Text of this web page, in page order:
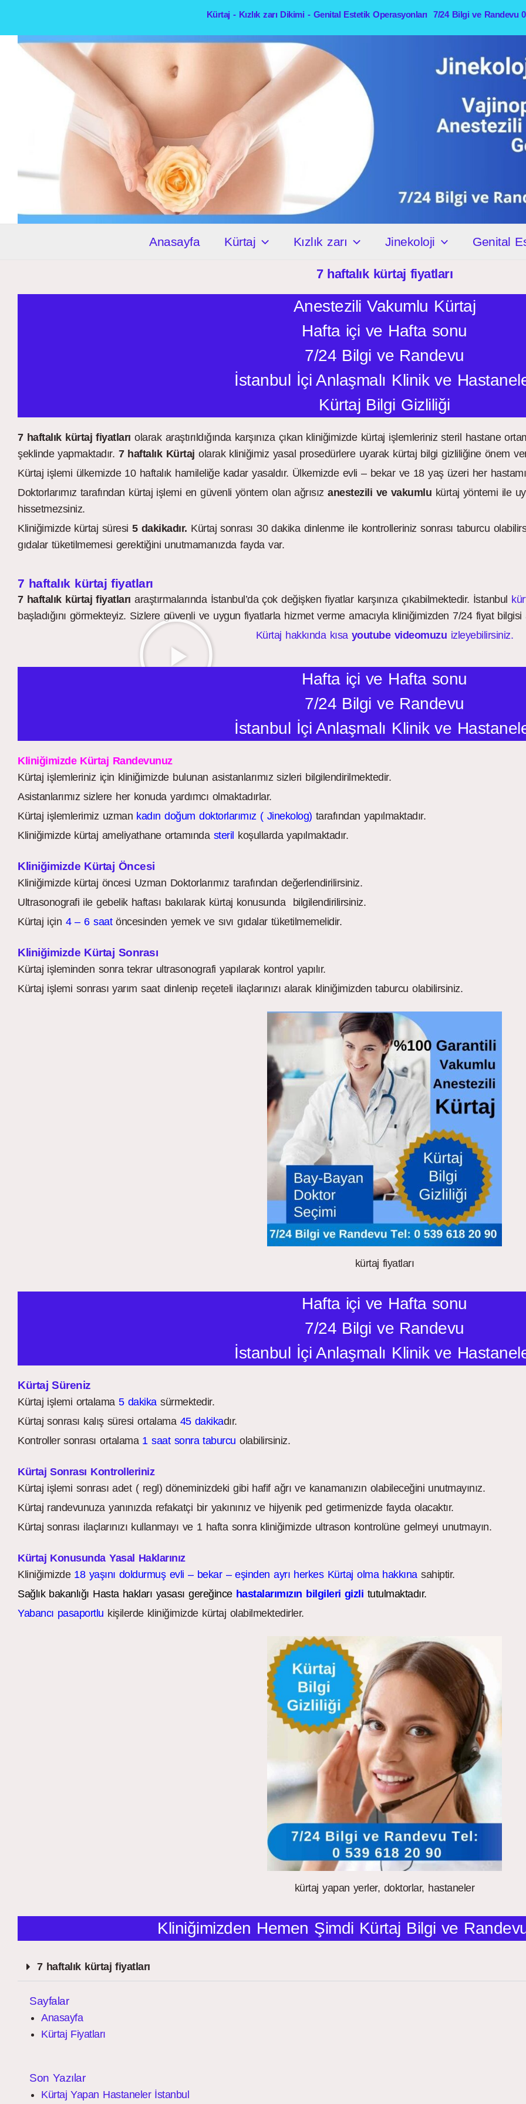
Kürtaj - Kızlık zarı Dikimi - Genital Estetik Operasyonları 7/24 Bilgi ve Randevu
Anasayfa Kürtaj Kızlık zarı Jinekoloji Genital
7 haftalık kürtaj fiyatları
Anestezili Vakumlu Kürtaj
Hafta içi ve Hafta sonu
7/24 Bilgi ve Randevu
İstanbul İçi Anlaşmalı Klinik ve
Kürtaj Bilgi Gizliliği
7 haftalık kürtaj fiyatları olarak araştırıldığında karşınıza çıkan kliniğimizde kürtaj işlemleriniz steril hastane
şeklinde yapmaktadır. 7 haftalıkKürtajolarak kliniğimiz yasal prosedürlere uyarak kürtaj bilgi gizliliğine önem
Kürtaj işlemi ülkemizde 10 haftalık hamileliğe kadar yasaldır. Ülkemizde evli – bekar ve 18 yaş üzeri her
Doktorlarımız tarafından kürtaj işlemi en güvenli yöntem olan ağrısızanestezili ve vakumlu kürtaj yöntemi ile
hissetmezsiniz.
Kliniğimizde kürtaj süresi 5 dakikadır. Kürtaj sonrası 30 dakika dinlenme ile kontrolleriniz sonrası taburcu
gıdalar tüketilmemesi gerektiğini unutmamanızda fayda var.
7 haftalık kürtaj fiyatları
7 haftalık kürtaj fiyatları araştırmalarında İstanbul’da çok değişken fiyatlar karşınıza çıkabilmektedir. İstanbul
başladığını görmekteyiz. Sizlere güvenli ve uygun fiyatlarla hizmet verme amacıyla kliniğimizden 7/24 fiyat bilgisi
Kürtaj hakkında kısa youtube videomuzu izleyebilirsiniz.
Hafta içi ve Hafta sonu
7/24 Bilgi ve Randevu
İstanbul İçi Anlaşmalı Klinik ve
Kliniğimizde Kürtaj Randevunuz
Kürtaj işlemleriniz için kliniğimizde bulunan asistanlarımız sizleri bilgilendirilmektedir.
Asistanlarımız sizlere her konuda yardımcı olmaktadırlar.
Kürtaj işlemlerimiz uzman kadın doğum doktorlarımız ( Jinekolog) tarafından yapılmaktadır.
Kliniğimizde kürtaj ameliyathane ortamında steril koşullarda yapılmaktadır.
Kliniğimizde Kürtaj Öncesi
Kliniğimizde kürtaj öncesi Uzman Doktorlarımız tarafından değerlendirilirsiniz.
Ultrasonografi ile gebelik haftası bakılarak kürtaj konusunda bilgilendirilirsiniz.
Kürtaj için 4 – 6 saatöncesinden yemek ve sıvı gıdalar tüketilmemelidir.
Kliniğimizde Kürtaj Sonrası
Kürtaj işleminden sonra tekrar ultrasonografi yapılarak kontrol yapılır.
Kürtaj işlemi sonrası yarım saat dinlenip reçeteli ilaçlarınızı alarak kliniğimizden taburcu olabilirsiniz.
kürtaj fiyatları
Hafta içi ve Hafta sonu
7/24 Bilgi ve Randevu
İstanbul İçi Anlaşmalı Klinik ve
Kürtaj Süreniz
Kürtaj işlemi ortalama 5 dakikasürmektedir.
Kürtaj sonrası kalış süresi ortalama 45 dakikadır.
Kontroller sonrası ortalama 1 saat sonra taburcu olabilirsiniz.
Kürtaj Sonrası Kontrolleriniz
Kürtaj işlemi sonrası adet ( regl) döneminizdeki gibi hafif ağrı ve kanamanızın olabileceğini unutmayınız.
Kürtaj randevunuza yanınızda refakatçi bir yakınınız ve hijyenik ped getirmenizde fayda olacaktır.
Kürtaj sonrası ilaçlarınızı kullanmayı ve 1 hafta sonra kliniğimizde ultrason kontrolüne gelmeyi unutmayın.
Kürtaj Konusunda Yasal Haklarınız
Kliniğimizde18 yaşını doldurmuş evli – bekar – eşinden ayrı herkes Kürtaj olma hakkınasahiptir.
Sağlık bakanlığı Hasta hakları yasası gereğince hastalarımızın bilgileri gizli tutulmaktadır.
Yabancı pasaportlu kişilerde kliniğimizde kürtaj olabilmektedirler.
kürtaj yapan yerler, doktorlar, hastaneler
Kliniğimizden Hemen Şimdi Kürtaj Bilgi ve
7 haftalık kürtaj fiyatları
Sayfalar
Anasayfa
Kürtaj Fiyatları
Son Yazılar
Kürtaj Yapan Hastaneler İstanbul